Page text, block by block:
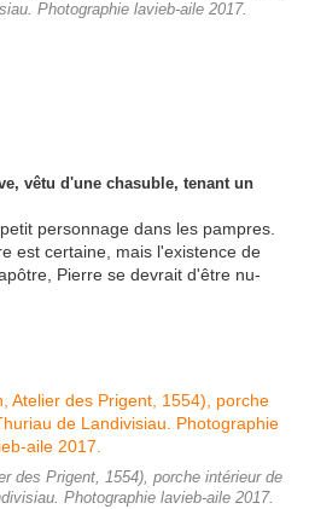
Photographie lavieb-aile 2017.
vêtu d'une chasuble, tenant un
personnage dans les pampres.
est certaine, mais l'existence de
Pierre se devrait d'être nu-
des Prigent, 1554), porche intérieur de
Photographie lavieb-aile 2017.